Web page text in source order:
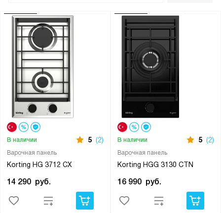
Варочная панель
Korting HG 3712 CX
В наличии 5 (2)
14 290 руб.
Варочная панель
Korting HGG 3130 CTN
В наличии 5 (2)
16 990 руб.